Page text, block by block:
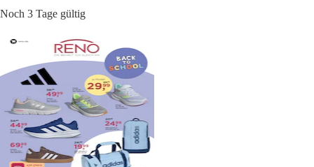
Noch 3 Tage gültig